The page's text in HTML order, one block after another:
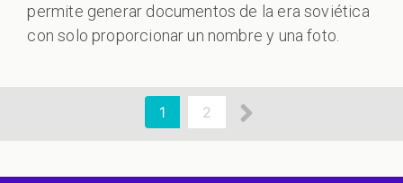
permite generar documentos de la era soviética
con solo proporcionar un nombre y una foto.
Página
actual
1 Page
2
Siguiente